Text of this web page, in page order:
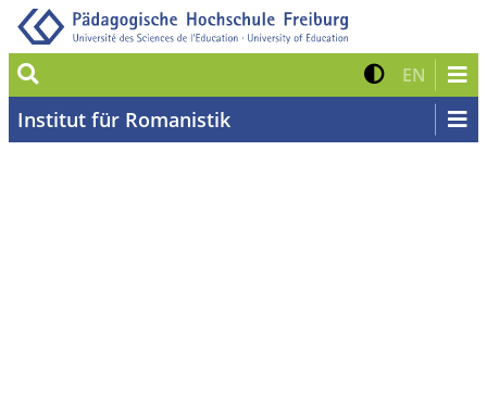
Suche Kontrast
EN Zur
Institut für Romanistik